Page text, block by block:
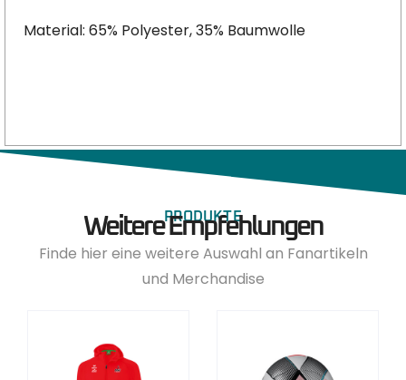
Material: 65% Polyester, 35% Baumwolle
PRODUKTE
Weitere Empfehlungen
Finde hier eine weitere Auswahl an Fanartikeln
und Merchandise